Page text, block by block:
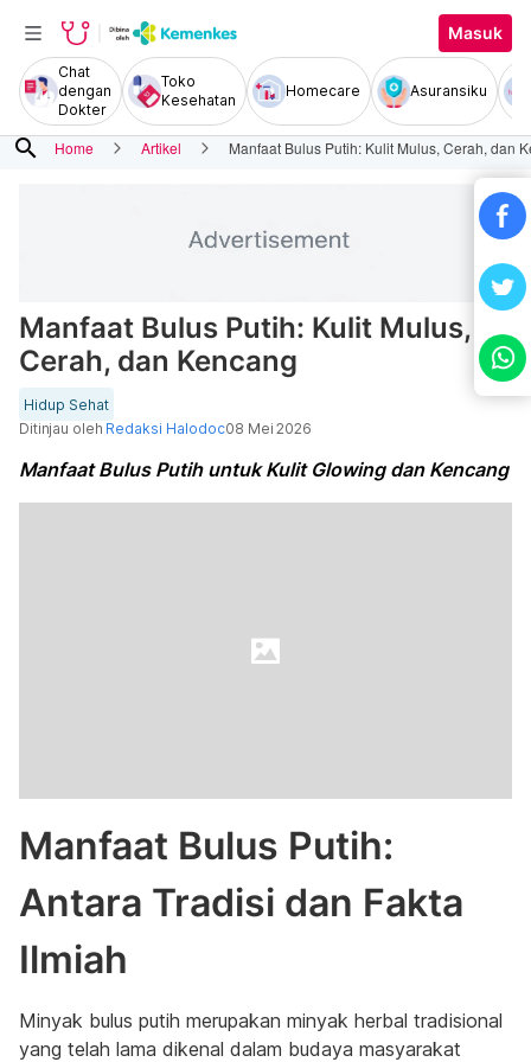
Masuk
Chat
dengan
Dokter
Toko
Kesehatan
Homecare Asuransiku
search Home Artikel Manfaat Bulus Putih: Kulit Mulus, Cerah, dan
Manfaat Bulus Putih: Kulit Mulus,
Cerah, dan Kencang
Hidup Sehat
Ditinjau oleh Redaksi Halodoc08 Mei 2026
Manfaat Bulus Putih untuk Kulit Glowing dan Kencang
Manfaat Bulus Putih:
Antara Tradisi dan Fakta
Ilmiah
Minyak bulus putih merupakan minyak herbal tradisional
yang telah lama dikenal dalam budaya masyarakat